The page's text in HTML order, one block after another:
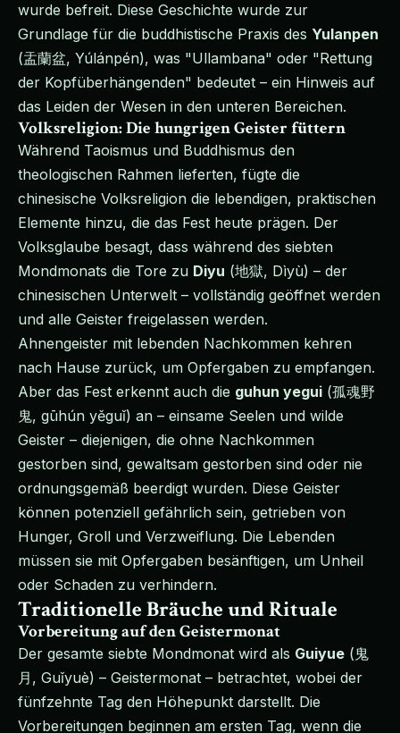
wurde befreit. Diese Geschichte wurde zur
Grundlage für die buddhistische Praxis des Yulanpen
(盂蘭盆, Yúlánpén), was "Ullambana" oder "Rettung
der Kopfüberhängenden" bedeutet – ein Hinweis auf
das Leiden der Wesen in den unteren Bereichen.
Volksreligion: Die hungrigen Geister füttern
Während Taoismus und Buddhismus den
theologischen Rahmen lieferten, fügte die
chinesische Volksreligion die lebendigen, praktischen
Elemente hinzu, die das Fest heute prägen. Der
Volksglaube besagt, dass während des siebten
Mondmonats die Tore zu Diyu (地獄, Dìyù) – der
chinesischen Unterwelt – vollständig geöffnet werden
und alle Geister freigelassen werden.
Ahnengeister mit lebenden Nachkommen kehren
nach Hause zurück, um Opfergaben zu empfangen.
Aber das Fest erkennt auch die guhun yegui (孤魂野
鬼, gūhún yěguǐ) an – einsame Seelen und wilde
Geister – diejenigen, die ohne Nachkommen
gestorben sind, gewaltsam gestorben sind oder nie
ordnungsgemäß beerdigt wurden. Diese Geister
können potenziell gefährlich sein, getrieben von
Hunger, Groll und Verzweiflung. Die Lebenden
müssen sie mit Opfergaben besänftigen, um Unheil
oder Schaden zu verhindern.
Traditionelle Bräuche und Rituale
Vorbereitung auf den Geistermonat
Der gesamte siebte Mondmonat wird als Guiyue (鬼
月, Guǐyuè) – Geistermonat – betrachtet, wobei der
fünfzehnte Tag den Höhepunkt darstellt. Die
Vorbereitungen beginnen am ersten Tag, wenn die